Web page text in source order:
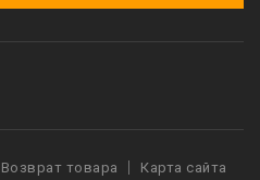
Возврат товара
Карта сайта